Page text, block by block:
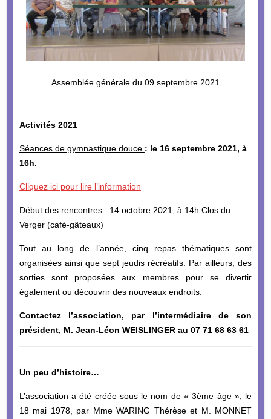
Assemblée générale du 09 septembre 2021
Activités 2021
Séances de gymnastique douce : le 16 septembre 2021, à
16h.
Cliquez ici pour lire l’information
Début des rencontres: 14 octobre 2021, à 14h Clos du
Verger (café-gâteaux)
Tout au long de l’année, cinq repas thématiques sont
organisées ainsi que sept jeudis récréatifs. Par ailleurs, des
sorties sont proposées aux membres pour se divertir
également ou découvrir des nouveaux endroits.
Contactez l’association, par l’intermédiaire de son
président, M. Jean-Léon WEISLINGER au 07 71 68 63 61
Un peu d’histoire…
L’association a été créée sous le nom de « 3ème âge », le
18 mai 1978, par Mme WARING Thérèse et M. MONNET